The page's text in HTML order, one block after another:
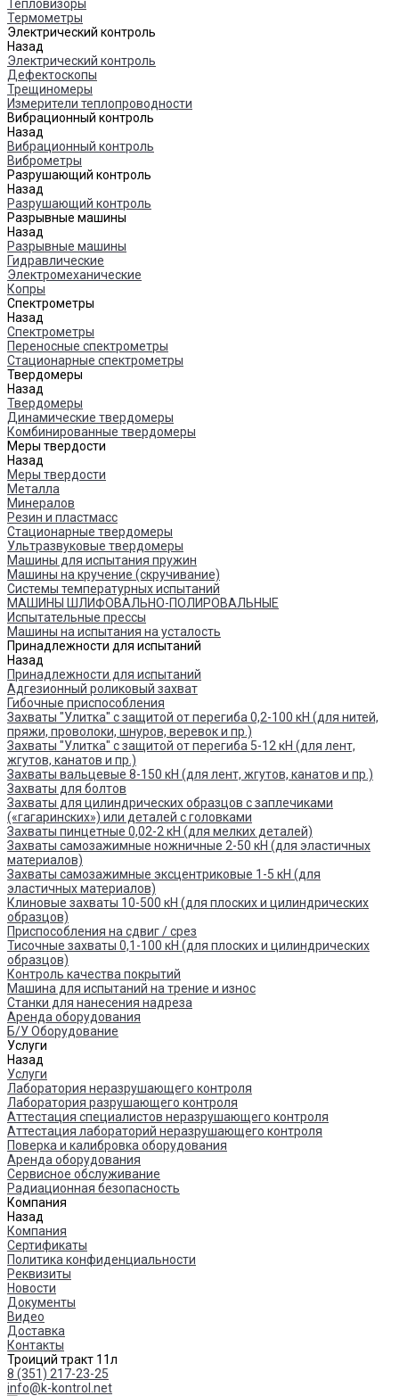
Тепловизоры
Термометры
Электрический контроль
Назад
Электрический контроль
Дефектоскопы
Трещиномеры
Измерители теплопроводности
Вибрационный контроль
Назад
Вибрационный контроль
Виброметры
Разрушающий контроль
Назад
Разрушающий контроль
Разрывные машины
Назад
Разрывные машины
Гидравлические
Электромеханические
Копры
Спектрометры
Назад
Спектрометры
Переносные спектрометры
Стационарные спектрометры
Твердомеры
Назад
Твердомеры
Динамические твердомеры
Комбинированные твердомеры
Меры твердости
Назад
Меры твердости
Металла
Минералов
Резин и пластмасс
Стационарные твердомеры
Ультразвуковые твердомеры
Машины для испытания пружин
Машины на кручение (скручивание)
Системы температурных испытаний
МАШИНЫ ШЛИФОВАЛЬНО-ПОЛИРОВАЛЬНЫЕ
Испытательные прессы
Машины на испытания на усталость
Принадлежности для испытаний
Назад
Принадлежности для испытаний
Адгезионный роликовый захват
Гибочные приспособления
Захваты "Улитка" с защитой от перегиба 0,2-100 кН (для нитей,
пряжи, проволоки, шнуров, веревок и пр.)
Захваты "Улитка" с защитой от перегиба 5-12 кН (для лент,
жгутов, канатов и пр.)
Захваты вальцевые 8-150 кН (для лент, жгутов, канатов и пр.)
Захваты для болтов
Захваты для цилиндрических образцов с заплечиками
(«гагаринских») или деталей с головками
Захваты пинцетные 0,02-2 кН (для мелких деталей)
Захваты самозажимные ножничные 2-50 кН (для эластичных
материалов)
Захваты самозажимные эксцентриковые 1-5 кН (для
эластичных материалов)
Клиновые захваты 10-500 кН (для плоских и цилиндрических
образцов)
Приспособления на сдвиг / срез
Тисочные захваты 0,1-100 кН (для плоских и цилиндрических
образцов)
Контроль качества покрытий
Машина для испытаний на трение и износ
Cтанки для нанесения надреза
Аренда оборудования
Б/У Оборудование
Услуги
Назад
Услуги
Лаборатория неразрушающего контроля
Лаборатория разрушающего контроля
Аттестация специалистов неразрушающего контроля
Аттестация лабораторий неразрушающего контроля
Поверка и калибровка оборудования
Аренда оборудования
Сервисное обслуживание
Радиационная безопасность
Компания
Назад
Компания
Сертификаты
Политика конфиденциальности
Реквизиты
Новости
Документы
Видео
Доставка
Контакты
Троиций тракт 11л
8 (351) 217-23-25
info@k-kontrol.net